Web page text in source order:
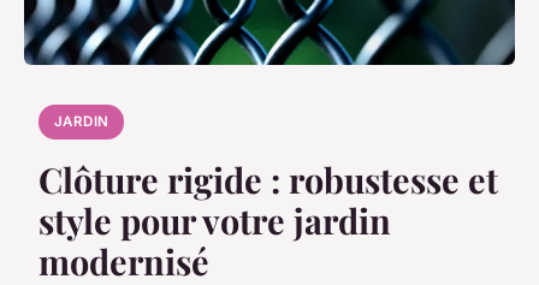
JARDIN
Clôture rigide : robustesse et
style pour votre jardin
modernisé